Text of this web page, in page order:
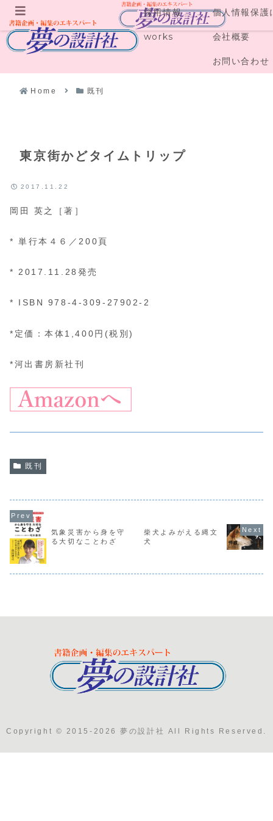
採用情報 個人情報保護
works 会社概要
お問い合わせ
Home 既刊
東京街かどタイムトリップ
2017.11.22
岡田 英之［著］
* 単行本４６／200頁
* 2017.11.28発売
* ISBN 978-4-309-27902-2
*定価：本体1,400円(税別)
*河出書房新社刊
既刊
気象災害から身を守
る大切なことわざ
柴犬よみがえる縄文
犬
Copyright © 2015-2026 夢の設計社 All Rights Reserved.
メニュー